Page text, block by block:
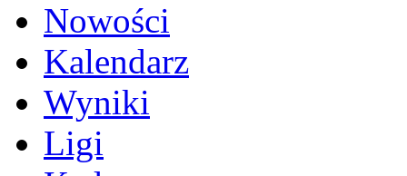
Nowości
Kalendarz
Wyniki
Ligi